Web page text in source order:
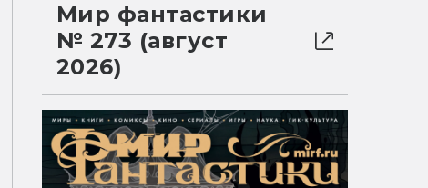
Мир фантастики
№ 273 (август
2026)